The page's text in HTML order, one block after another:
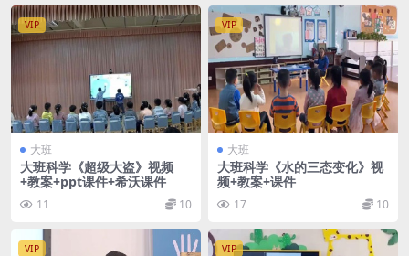
VIP
大班
大班科学《超级大盗》视频
+教案+ppt课件+希沃课件
11 10
VIP
大班
大班科学《水的三态变化》视
频+教案+课件
17 10
VIP VIP